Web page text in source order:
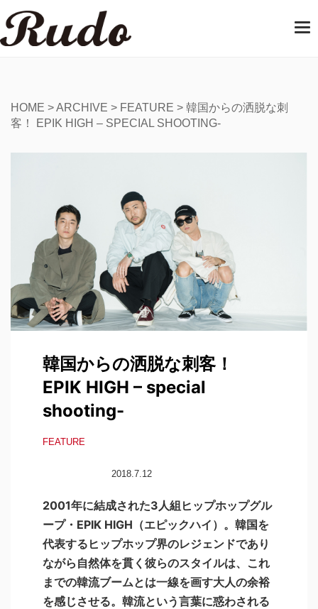
T
v
HOME >ARCHIVE > FEATURE > 韓国からの洒脱な刺
客！ EPIK HIGH – SPECIAL SHOOTING-
韓国からの洒脱な刺客！
EPIK HIGH – special
shooting-
FEATURE
2018.7.12
2001年に結成された3人組ヒップホップグル
ープ・EPIK HIGH（エピックハイ）。韓国を
代表するヒップホップ界のレジェンドであり
ながら自然体を貫く彼らのスタイルは、これ
までの韓流ブームとは一線を画す大人の余裕
を感じさせる。韓流という言葉に惑わされる